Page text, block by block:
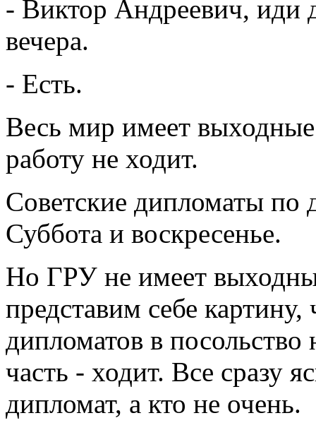
- Виктор Андреевич, иди
вечера.
- Есть.
Весь мир имеет
работу не ходит.
Советские дипломаты по
Суббота и воскресенье.
Но ГРУ не имеет
представим себе
дипломатов в
часть - ходит. Все сразу
дипломат, а кто не очень.